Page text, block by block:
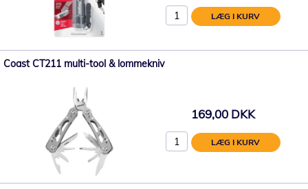
LÆG I KURV
Coast CT211 multi-tool & lommekniv
169,00 DKK
LÆG I KURV